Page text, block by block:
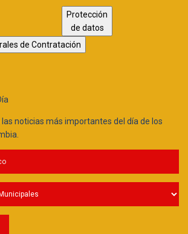
Protección
de datos
de Contratación
las noticias más importantes del día de los